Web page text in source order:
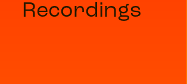
Recordings